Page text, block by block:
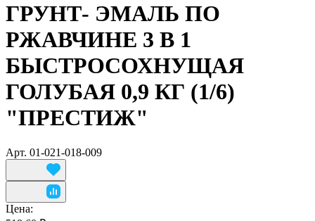
ГРУНТ- ЭМАЛЬ ПО
РЖАВЧИНЕ 3 В 1
БЫСТРОСОХНУЩАЯ
ГОЛУБАЯ 0,9 КГ (1/6)
"ПРЕСТИЖ"
Арт. 01-021-018-009
Цена: